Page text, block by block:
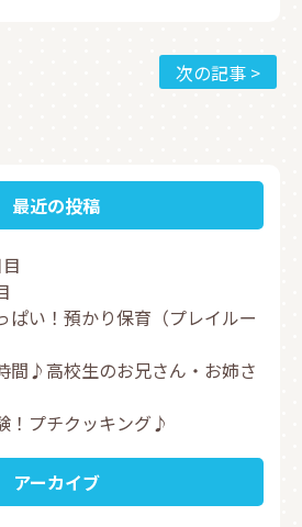
次の記事 >
最近の投稿
ぱい！預かり保育（プレイルー
間♪高校生のお兄さん・お姉さ
！プチクッキング♪
アーカイブ